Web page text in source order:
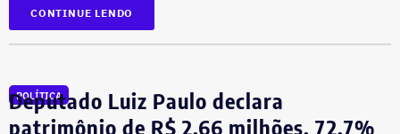
quando foi candidata a vice-prefeita na chapa de Bittar
para a Prefeitura do Rio. Na época, ela não declarou bens.
acumulado dos últimos vinte anos, a expansão nominal
do patrimônio dela foi de R$ 2,9 milhões.
CONTINUE LENDO
POLÍTICA
Deputado Luiz Paulo declara
patrimônio de R$ 2,66 milhões, 72,7%